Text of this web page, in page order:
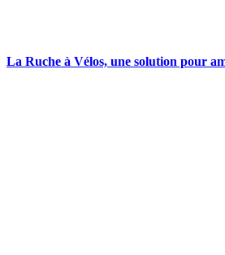
La Ruche à Vélos, une solution pour